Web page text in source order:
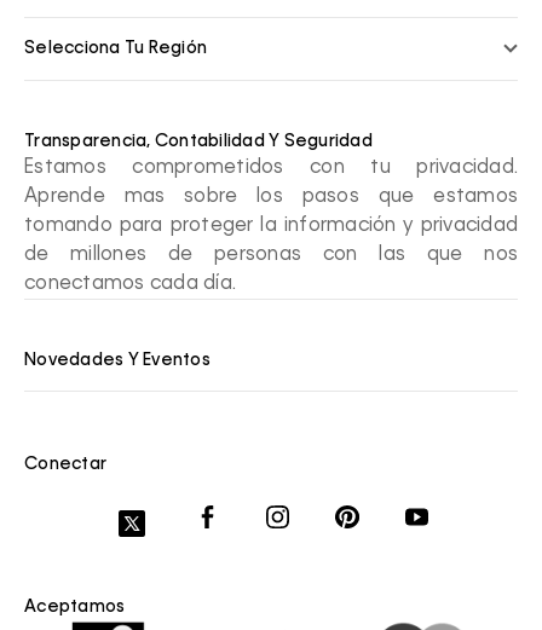
Selecciona Tu Región
Transparencia, Contabilidad Y Seguridad
Estamos comprometidos con tu privacidad.
Aprende mas sobre los pasos que estamos
tomando para proteger la información y privacidad
de millones de personas con las que nos
conectamos cada día.
Novedades Y Eventos
Conectar
Aceptamos